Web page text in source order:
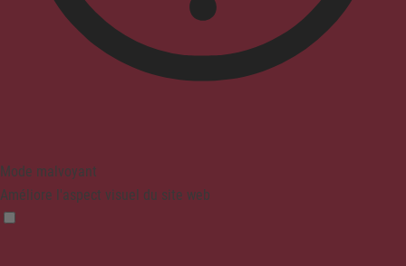
Mode malvoyant
Améliore l'aspect visuel du site web